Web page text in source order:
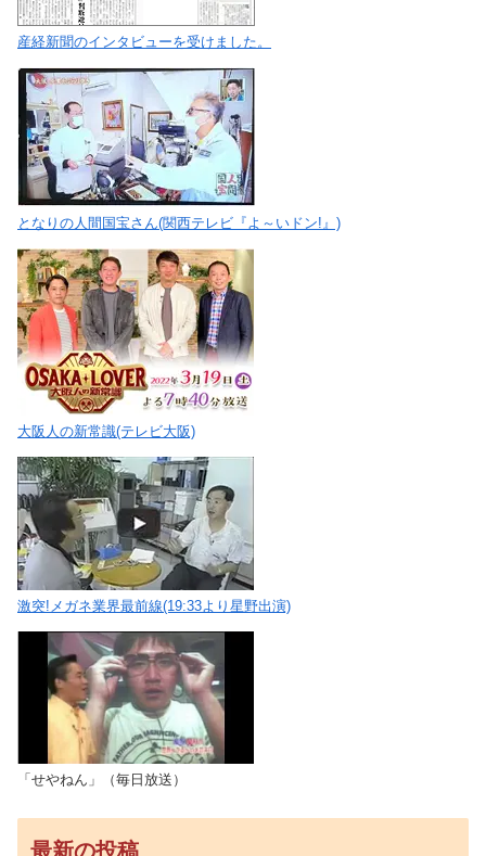
産経新聞のインタビューを受けました。
となりの人間国宝さん(関西テレビ『よ～いドン!』)
大阪人の新常識(テレビ大阪)
激突!メガネ業界最前線(19:33より星野出演)
「せやねん」（毎日放送）
最新の投稿